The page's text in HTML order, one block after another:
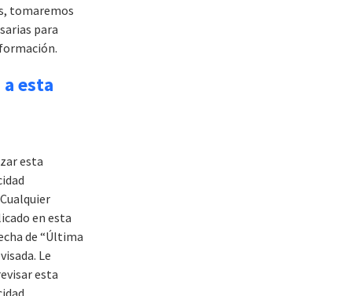
tomaremos
para
esta
esta
en esta
de “Última
Le
esta